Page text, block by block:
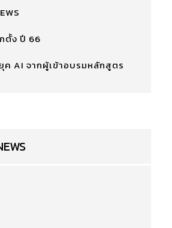
ตั้ง ปี 66
ค AI จากผู้เข้าอบรมหลักสูตร